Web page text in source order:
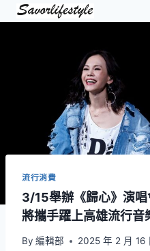
Skip
流行消費
3/15舉辦《歸心》演
將攜手躍上高雄流行音
By 編輯部 2025 年 2 月 16